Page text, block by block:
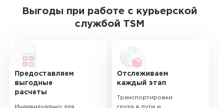
Выгоды при работе с курьерской
службой TSM
Предоставляем
выгодные
расчеты
Индивидуально для
Отслеживаем
каждый этап
Транспортировки
груза в пути и